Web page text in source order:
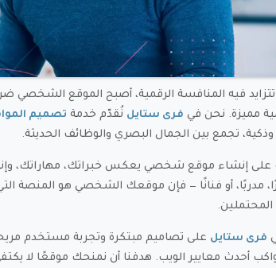
فيه المنافسة الرقمية، أصبح الموقع الشخصي
مميزة. نحن في فرى ستايل نُقدّم خدمة تصميم
وذكية، تجمع بين الجمال البصري والوظائف الحديثة.
إنشاء موقع شخصي يعكس خبراتك، مهاراتك،
مدربًا، أو فنانًا — فإن موقعك الشخصي هو المنصة
فرى ستايل على تصاميم مبتكرة وتجربة مستخدم
أحدث معايير الويب. هدفنا أن نمنحك موقعًا لا